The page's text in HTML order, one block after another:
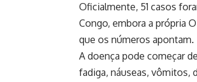
Oficialmente, 51 casos
Congo, embora a própria
que os números apontam.
A doença pode começar
fadiga, náuseas, vômitos,